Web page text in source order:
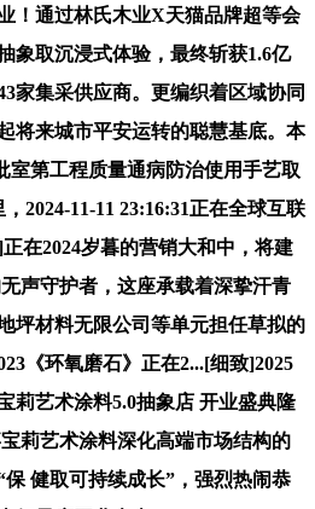
！通过林氏木业X天猫品牌超等会
象取沉浸式体验，最终斩获1.6亿
家集采供应商。更编织着区域协同
将来城市平安运转的聪慧基底。本
室第工程质量通病防治使用手艺取
2024-11-11 23:16:31正在全球互联
在2024岁暮的营销大和中，将建
声守护者，这座承载着深挚汗青
坪材料无限公司等单元担任草拟的
《环氧磨石》正在2...[细致]2025
莉艺术涂料5.0抽象店 开业盛典隆
莉艺术涂料深化高端市场结构的
健取可持续成长”，强烈热闹恭